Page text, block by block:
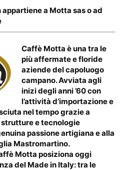
a Motta sas o ad
Caffè Motta è una tra le
più affermate e floride
aziende del capoluogo
campano. Avviata agli
inizi degli anni ’60 con
l’attività d’importazione e
nel tempo grazie a
e tecnologie
passione artigiana e alla
Mastromartino.
Motta posiziona oggi
del Made in Italy: tra le